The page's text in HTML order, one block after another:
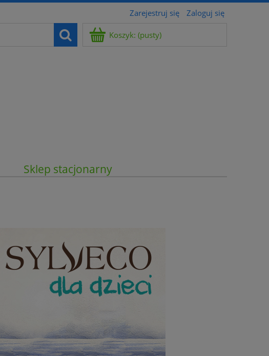
Zarejestruj się Zaloguj się
Koszyk: (pusty)
Sklep stacjonarny